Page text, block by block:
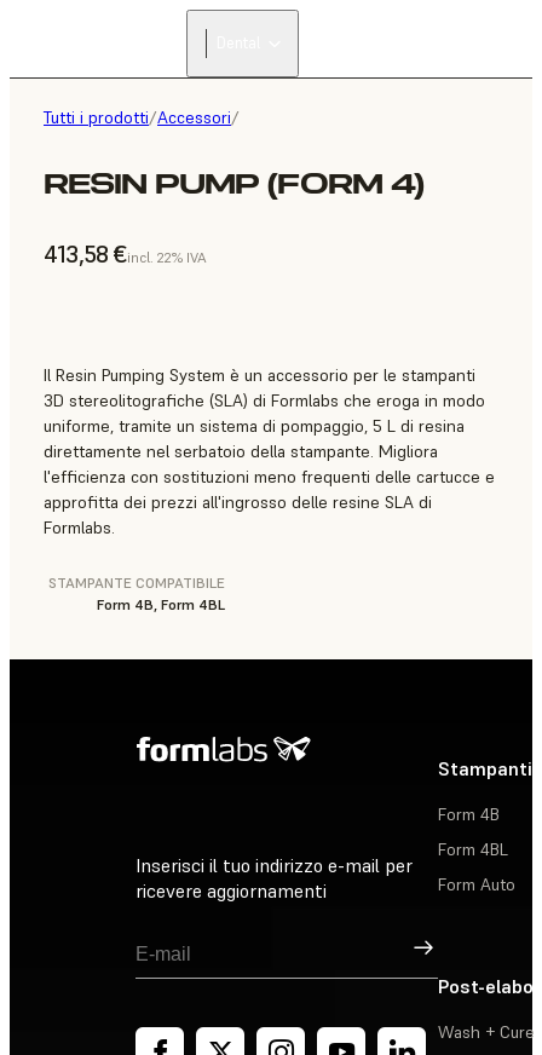
Tutti i prodotti/Accessori/
RESIN PUMP (FORM 4)
413,58 €incl. 22% IVA
Il Resin Pumping System è un accessorio per le stampanti
3D stereolitografiche (SLA) di Formlabs che eroga in modo
uniforme, tramite un sistema di pompaggio, 5 L di resina
direttamente nel serbatoio della stampante. Migliora
l'efficienza con sostituzioni meno frequenti delle cartucce e
approfitta dei prezzi all'ingrosso delle resine SLA di
Formlabs.
STAMPANTE COMPATIBILE
Form 4B, Form 4BL
Inserisci il tuo indirizzo e-mail per
ricevere aggiornamenti
Registrati
Stampanti
Form 4B
Form 4BL
Form Auto
Post-
Wash + Cure